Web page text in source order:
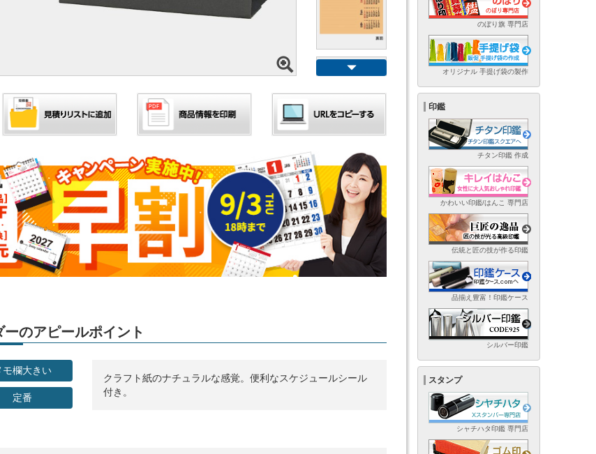
ーのアピールポイント
モ欄大きい
定番
クラフト紙のナチュラルな感覚。便利なスケジュールシール
付き。
のぼり旗 専門店
オリジナル 手提げ袋の製作
印鑑
チタン印鑑 作成
かわいい印鑑/はんこ 専門店
伝統と匠の技が作る印鑑
品揃え豊富！印鑑ケース
シルバー印鑑
スタンプ
シャチハタ印鑑 専門店